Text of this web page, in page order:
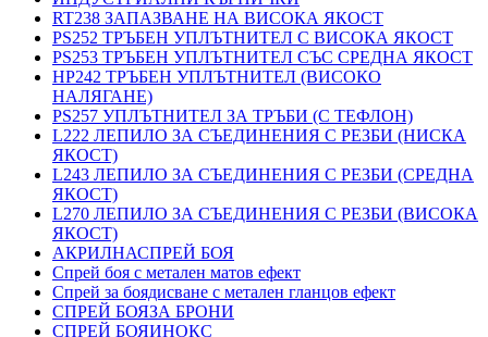
RT238 ЗАПАЗВАНЕ НА ВИСОКА ЯКОСТ
PS252 ТРЪБЕН УПЛЪТНИТЕЛ С ВИСОКА ЯКОСТ
PS253 ТРЪБЕН УПЛЪТНИТЕЛ СЪС СРЕДНА ЯКОСТ
HP242 ТРЪБЕН УПЛЪТНИТЕЛ (ВИСОКО
НАЛЯГАНЕ)
PS257 УПЛЪТНИТЕЛ ЗА ТРЪБИ (С ТЕФЛОН)
L222 ЛЕПИЛО ЗА СЪЕДИНЕНИЯ С РЕЗБИ (НИСКА
ЯКОСТ)
L243 ЛЕПИЛО ЗА СЪЕДИНЕНИЯ С РЕЗБИ (СРЕДНА
ЯКОСТ)
L270 ЛЕПИЛО ЗА СЪЕДИНЕНИЯ С РЕЗБИ (ВИСОКА
ЯКОСТ)
АКРИЛНАСПРЕЙ БОЯ
Спрей боя с метален матов ефект
Спрей за боядисване с метален гланцов ефект
СПРЕЙ БОЯЗА БРОНИ
СПРЕЙ БОЯИНОКС